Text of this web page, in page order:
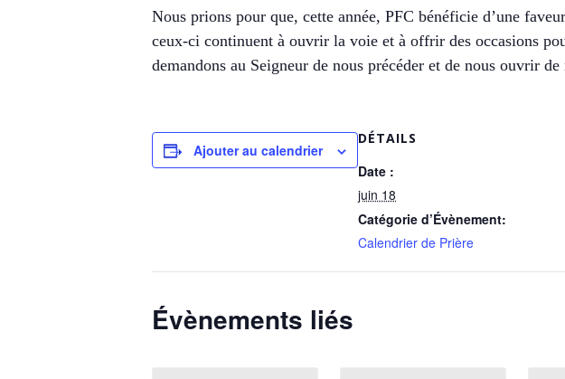
Nous prions pour que, cette année, PFC bénéficie d’une
ceux-ci continuent à ouvrir la voie et à offrir des occasions
demandons au Seigneur de nous précéder et de nous ouvrir
Ajouter au calendrier
DÉTAILS
Date :
juin 18
Catégorie d’Évènement:
Calendrier de Prière
Évènements liés